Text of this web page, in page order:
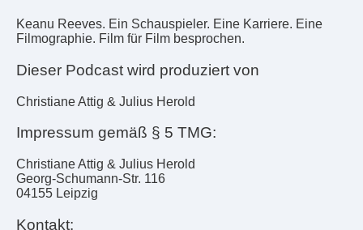
Keanu Reeves. Ein Schauspieler. Eine Karriere. Eine
Filmographie. Film für Film besprochen.
Dieser Podcast wird produziert von
Christiane Attig & Julius Herold
Impressum gemäß § 5 TMG:
Christiane Attig & Julius Herold
Georg-Schumann-Str. 116
04155 Leipzig
Kontakt: